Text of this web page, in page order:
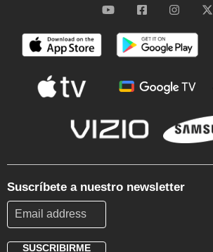
Suscríbete a nuestro newsletter
SUSCRIBIRME